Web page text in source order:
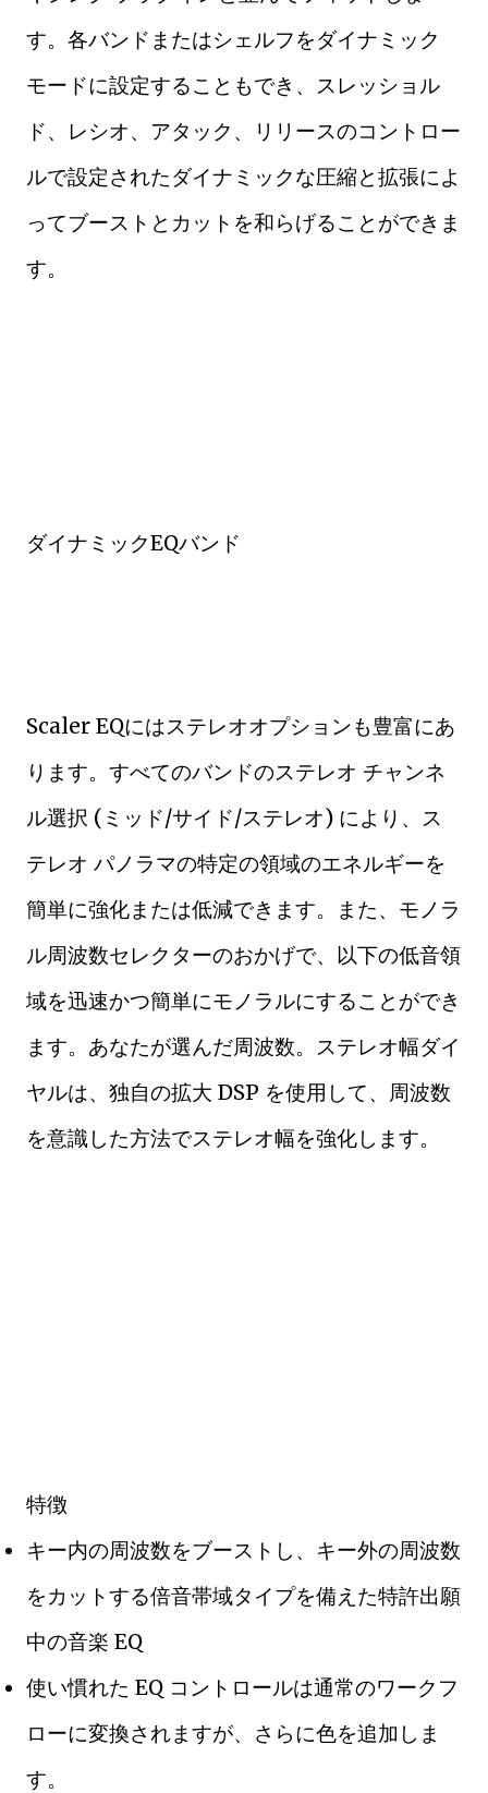
す。各バンドまたはシェルフをダイナミック
モードに設定することもでき、スレッショル
ド、レシオ、アタック、リリースのコントロー
ルで設定されたダイナミックな圧縮と拡張によ
ってブーストとカットを和らげることができま
す。
ダイナミックEQバンド
Scaler EQにはステレオオプションも豊富にあ
ります。すべてのバンドのステレオ チャンネ
ル選択 (ミッド/サイド/ステレオ) により、ス
テレオ パノラマの特定の領域のエネルギーを
簡単に強化または低減できます。また、モノラ
ル周波数セレクターのおかげで、以下の低音領
域を迅速かつ簡単にモノラルにすることができ
ます。あなたが選んだ周波数。ステレオ幅ダイ
ヤルは、独自の拡大 DSP を使用して、周波数
を意識した方法でステレオ幅を強化します。
特徴
キー内の周波数をブーストし、キー外の周波数
をカットする倍音帯域タイプを備えた特許出願
中の音楽 EQ
使い慣れた EQ コントロールは通常のワークフ
ローに変換されますが、さらに色を追加しま
す。